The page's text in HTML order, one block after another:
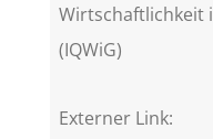
Wirtschaftlichkeit
(IQWiG)
Externer Link: